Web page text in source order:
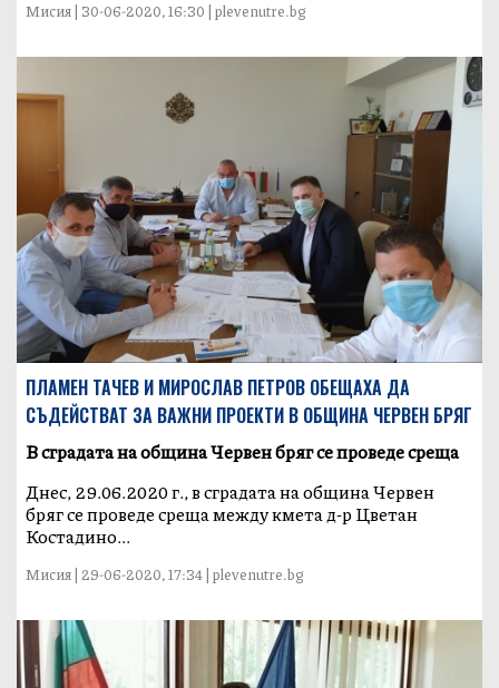
Мисия | 30-06-2020, 16:30 | plevenutre.bg
ПЛАМЕН ТАЧЕВ И МИРОСЛАВ ПЕТРОВ ОБЕЩАХА ДА
СЪДЕЙСТВАТ ЗА ВАЖНИ ПРОЕКТИ В ОБЩИНА ЧЕРВЕН БРЯГ
В сградата на община Червен бряг се проведе среща
Днес, 29.06.2020 г., в сградата на община Червен
бряг се проведе среща между кмета д-р Цветан
Костадино...
Мисия | 29-06-2020, 17:34 | plevenutre.bg